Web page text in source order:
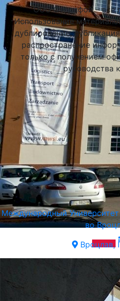
Международный
во
Вроцлав,
ООО Стадифой – все
Использование
дублирование,
распространение
только с получением
руководства